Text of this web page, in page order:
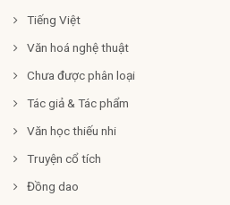
Tiếng Việt
Văn hoá nghệ thuật
Chưa được phân loại
Tác giả & Tác phẩm
Văn học thiếu nhi
Truyện cổ tích
Đồng dao